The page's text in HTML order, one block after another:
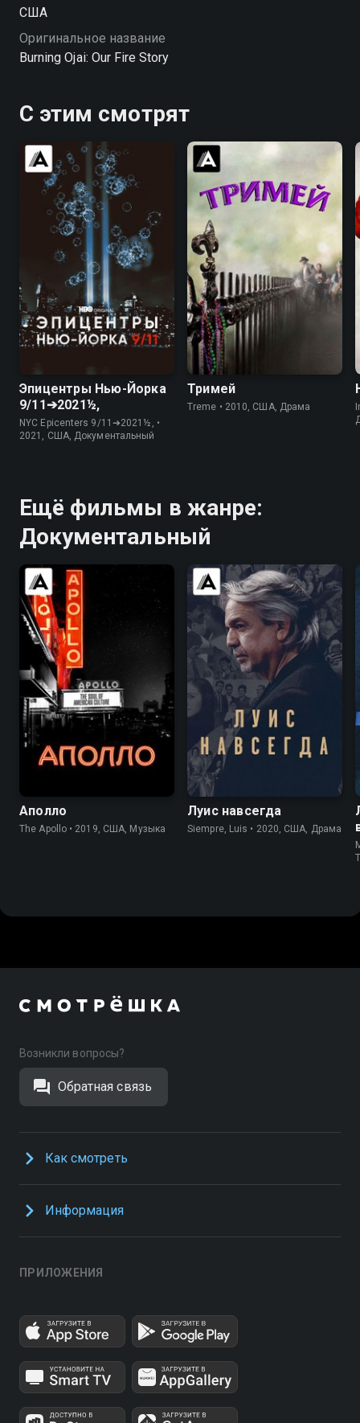
США
Оригинальное название
Burning Ojai: Our Fire Story
С этим смотрят
7.1 7.3
Эпицентры Нью-Йорка
9/11➔2021½,
NYC Epicenters 9/11➔2021½, •
2021, США, Документальный
7.7 8.3
Тримей
Treme • 2010, США, Драма
Ещё фильмы в жанре:
Документальный
6.6 6.8
Аполло
The Apollo • 2019, США, Музыка
6.7
Луис навсегда
Siempre, Luis • 2020, США, Драма
Возникли вопросы?
Обратная связь
Как смотреть
Информация
ПРИЛОЖЕНИЯ